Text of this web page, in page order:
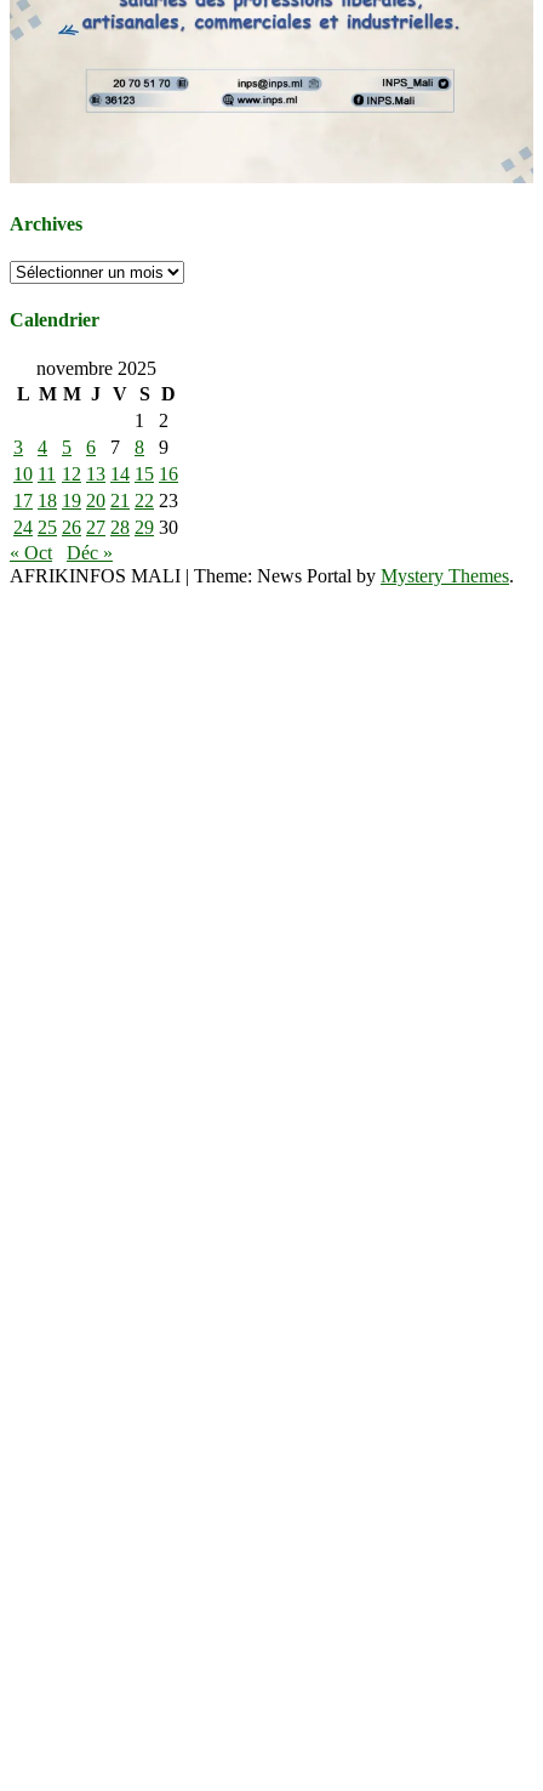
Archives
Archives
Calendrier
novembre 2025
L M M J V S D
1
2
3
4 5 6 7 8
9
10 11 12 13 14 15 16
17 18 19 20 21 22 23
24 25 26 27 28 29 30
« Oct
Déc »
AFRIKINFOS MALI | Theme: News Portal by Mystery Themes.